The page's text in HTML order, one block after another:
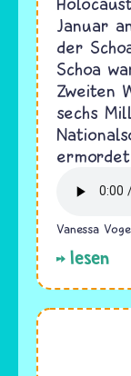
Januar
der
Schoa
Zweiten
sechs
Vanessa
lesen
Allgemein